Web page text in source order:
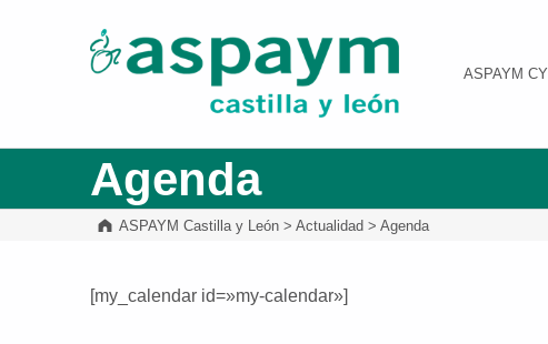
ASPAYM Castilla y León
ASPAYM
Agenda
ASPAYM Castilla y León >Actualidad >Agenda
[my_calendar id=»my-calendar»]